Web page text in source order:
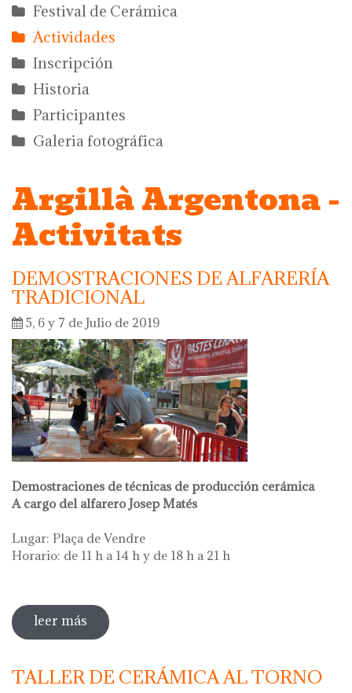
Festival de Cerámica
Actividades
Inscripción
Historia
Participantes
Galeria fotográfica
Argillà Argentona -
Activitats
DEMOSTRACIONES DE ALFARERÍA
TRADICIONAL
5, 6 y 7 de Julio de 2019
Demostraciones de técnicas de producción cerámica
A cargo del alfarero Josep Matés
Lugar: Plaça de Vendre
Horario: de 11 h a 14 h y de 18 h a 21 h
leer más sobre demostraciones de alfarería
tradicional
TALLER DE CERÁMICA AL TORNO